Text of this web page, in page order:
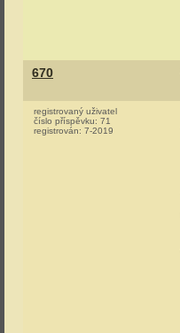
670
registrovaný uživatel
číslo příspěvku: 71
registrován: 7-2019